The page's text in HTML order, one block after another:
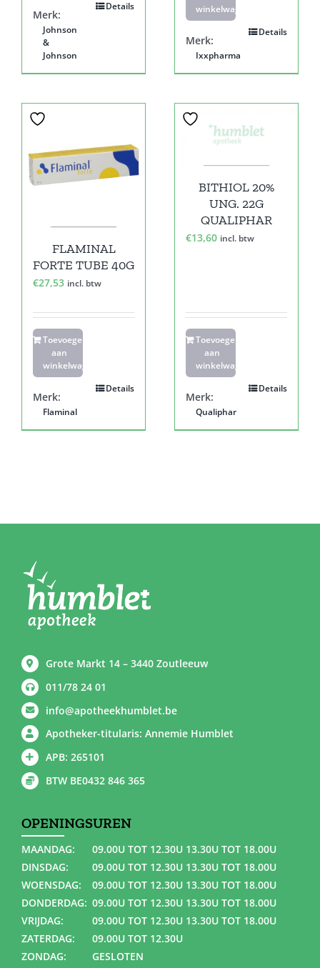
Details
Merk:
Johnson
&
Johnson
winkelwagen
Details
Merk:
Ixxpharma
FLAMINAL
FORTE TUBE 40G
€27,53 incl. btw
Toevoegen
aan
winkelwagen
Details
Merk:
Flaminal
BITHIOL 20%
UNG. 22G
QUALIPHAR
€13,60 incl. btw
Toevoegen
aan
winkelwagen
Details
Merk:
Qualiphar
Grote Markt 14 – 3440 Zoutleeuw
011/78 24 01
info@apotheekhumblet.be
Apotheker-titularis: Annemie Humblet
APB: 265101
BTW BE0432 846 365
OPENINGSUREN
MAANDAG:
09.00U TOT 12.30U 13.30U TOT 18.00U
DINSDAG:
09.00U TOT 12.30U 13.30U TOT 18.00U
WOENSDAG:
09.00U TOT 12.30U 13.30U TOT 18.00U
DONDERDAG: 09.00U TOT 12.30U 13.30U TOT 18.00U
VRIJDAG:
09.00U TOT 12.30U 13.30U TOT 18.00U
ZATERDAG:
09.00U TOT 12.30U
ZONDAG:
GESLOTEN